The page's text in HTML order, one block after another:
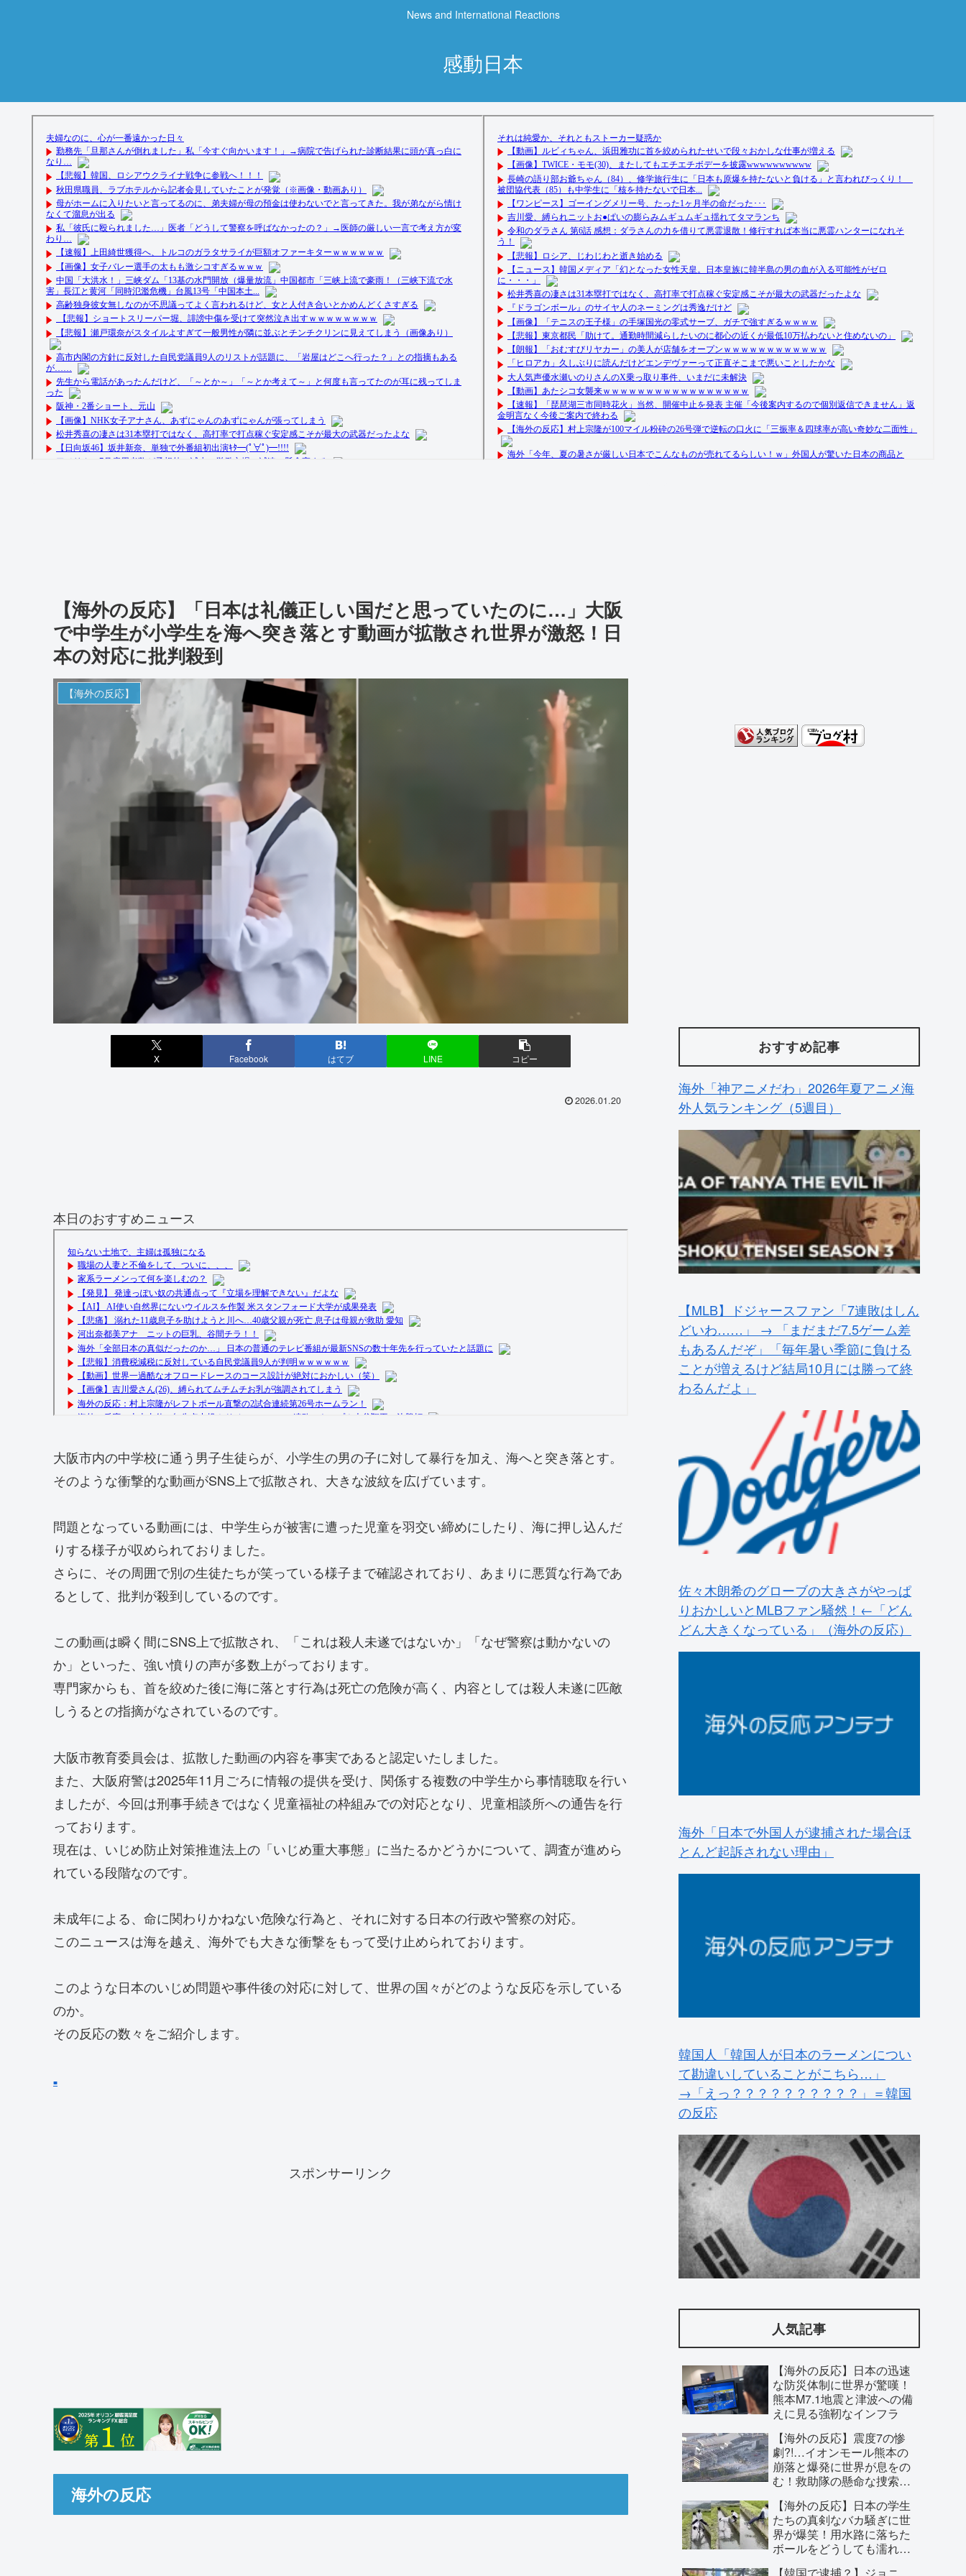
News and International Reactions
感動日本
【海外の反応】「日本は礼儀正しい国だと思っていたのに…」大阪
で中学生が小学生を海へ突き落とす動画が拡散され世界が激怒！日
本の対応に批判殺到
【海外の反応】
X Facebook はてブ LINE コピー
2026.01.20
本日のおすすめニュース
大阪市内の中学校に通う男子生徒らが、小学生の男の子に対して暴行を加え、海へと突き落とす。
そのような衝撃的な動画がSNS上で拡散され、大きな波紋を広げています。
問題となっている動画には、中学生らが被害に遭った児童を羽交い締めにしたり、海に押し込んだ
りする様子が収められておりました。
さらに、その周囲で別の生徒たちが笑っている様子まで確認されており、あまりに悪質な行為であ
るとして、批判が殺到しているのです。
この動画は瞬く間にSNS上で拡散され、「これは殺人未遂ではないか」「なぜ警察は動かないの
か」といった、強い憤りの声が多数上がっております。
専門家からも、首を絞めた後に海に落とす行為は死亡の危険が高く、内容としては殺人未遂に匹敵
しうるとの指摘がなされているのです。
大阪市教育委員会は、拡散した動画の内容を事実であると認定いたしました。
また、大阪府警は2025年11月ごろに情報の提供を受け、関係する複数の中学生から事情聴取を行い
ましたが、今回は刑事手続きではなく児童福祉の枠組みでの対応となり、児童相談所への通告を行
っております。
現在は、いじめ防止対策推進法上の「いじめ重大事態」に当たるかどうかについて、調査が進めら
れている段階なのです。
未成年による、命に関わりかねない危険な行為と、それに対する日本の行政や警察の対応。
このニュースは海を越え、海外でも大きな衝撃をもって受け止められております。
このような日本のいじめ問題や事件後の対応に対して、世界の国々がどのような反応を示している
のか。
その反応の数々をご紹介します。
■
スポンサーリンク
海外の反応
おすすめ記事
海外「神アニメだわ」2026年夏アニメ海
外人気ランキング（5週目）
【MLB】ドジャースファン「7連敗はしん
どいわ……」 → 「まだまだ7.5ゲーム差
もあるんだぞ」「毎年暑い季節に負ける
ことが増えるけど結局10月には勝って終
わるんだよ」
佐々木朗希のグローブの大きさがやっぱ
りおかしいとMLBファン騒然！←「どん
どん大きくなっている」（海外の反応）
海外「日本で外国人が逮捕された場合ほ
とんど起訴されない理由」
韓国人「韓国人が日本のラーメンについ
て勘違いしていることがこちら…」
→「えっ？？？？？？？？？？」＝韓国
の反応
海外「この日本アニメはマジでぶっ飛ん
でる！ｗ」外国人が予測不可能でぶっ飛
んでると評価した日本アニメと
は・・・？ 海外の反応
人気記事
【海外の反応】日本の迅速
な防災体制に世界が驚嘆！
熊本M7.1地震と津波への備
えに見る強靭なインフラ
【海外の反応】震度7の惨
劇?!…イオンモール熊本の
崩落と爆発に世界が息をの
む！救助隊の懸命な捜索に
寄せられた祈り
【海外の反応】日本の学生
たちの真剣なバカ騒ぎに世
界が爆笑！用水路に落ちた
ボールをどうしても濡れず